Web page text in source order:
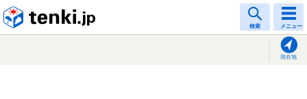
検索 メニュー
現在地